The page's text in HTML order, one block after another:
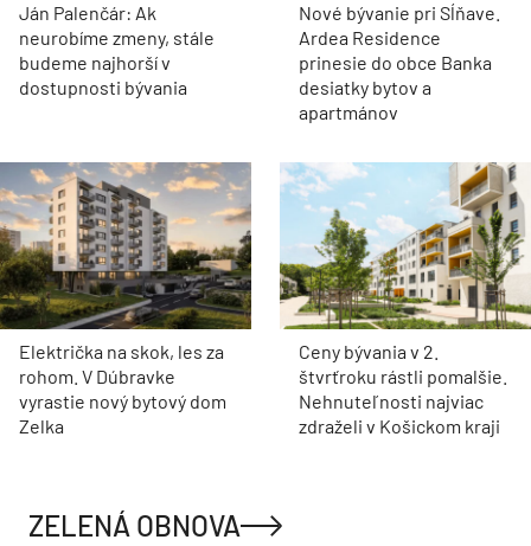
Ján Palenčár: Ak
neurobíme zmeny, stále
budeme najhorší v
dostupnosti bývania
Nové bývanie pri Sĺňave.
Ardea Residence
prinesie do obce Banka
desiatky bytov a
apartmánov
Električka na skok, les za
rohom. V Dúbravke
vyrastie nový bytový dom
Zelka
Ceny bývania v 2.
štvrťroku rástli pomalšie.
Nehnuteľnosti najviac
zdraželi v Košickom kraji
ZELENÁ OBNOVA